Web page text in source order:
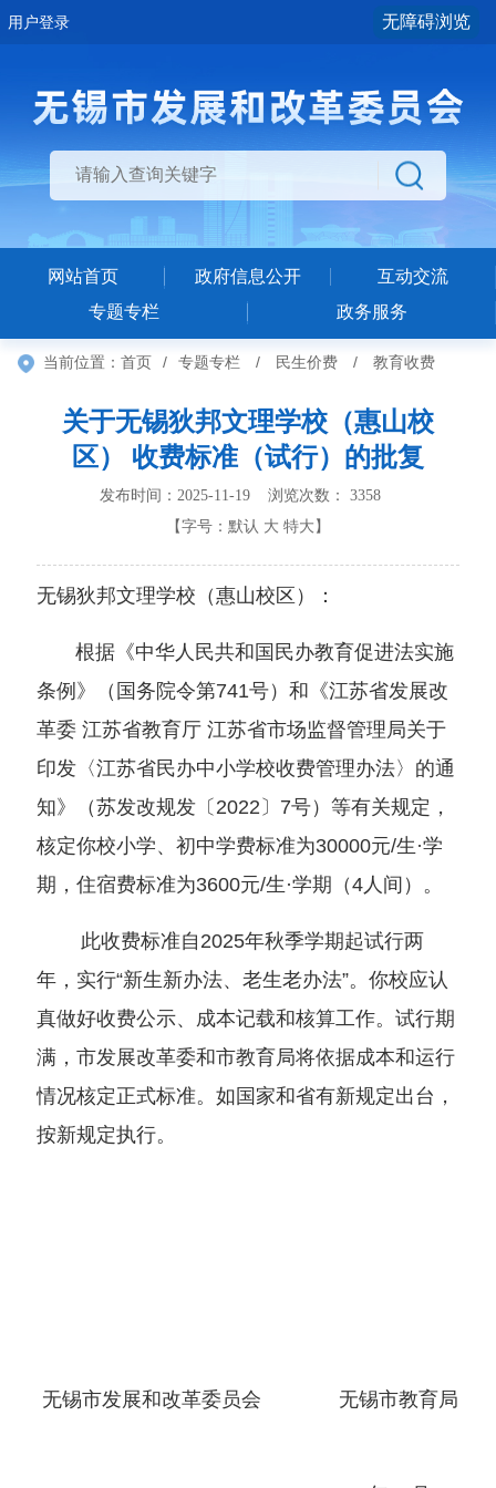
用户登录 无障碍浏览
网站首页 政府信息公开
互动交流
专题专栏
政务服务
当前位置： 首页 / 专题专栏 / 民生价费 / 教育收费
关于无锡狄邦文理学校（惠山校
区） 收费标准（试行）的批复
发布时间：2025-11-19 浏览次数：3358
【字号： 默认 大 特大 】
无锡狄邦文理学校（惠山校区）：
根据《中华人民共和国民办教育促进法实施
条例》（国务院令第741号）和《江苏省发展改
革委 江苏省教育厅 江苏省市场监督管理局关于
印发〈江苏省民办中小学校收费管理办法〉的通
知》（苏发改规发〔2022〕7号）等有关规定，
核定你校小学、初中学费标准为30000元/生·学
期，住宿费标准为3600元/生·学期（4人间）。
此收费标准自2025年秋季学期起试行两
年，实行“新生新办法、老生老办法”。你校应认
真做好收费公示、成本记载和核算工作。试行期
满，市发展改革委和市教育局将依据成本和运行
情况核定正式标准。如国家和省有新规定出台，
按新规定执行。
无锡市发展和改革委员会 无锡市教育局